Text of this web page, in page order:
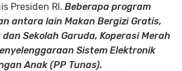
Presiden RI. Beberapa program
antara lain Makan Bergizi Gratis,
Sekolah Garuda, Koperasi Merah
Sistem Elektronik
Anak (PP Tunas).